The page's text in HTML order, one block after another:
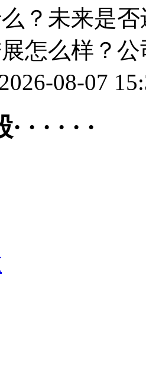
？未来是
怎么样？
08-07
· · · · ·